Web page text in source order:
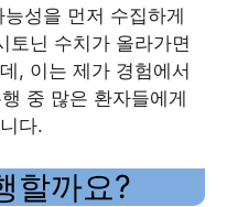
성을 먼저 수집하게
토닌 수치가 올라가면
, 이는 제가 경험에서
중 많은 환자들에게
다.
할까요?